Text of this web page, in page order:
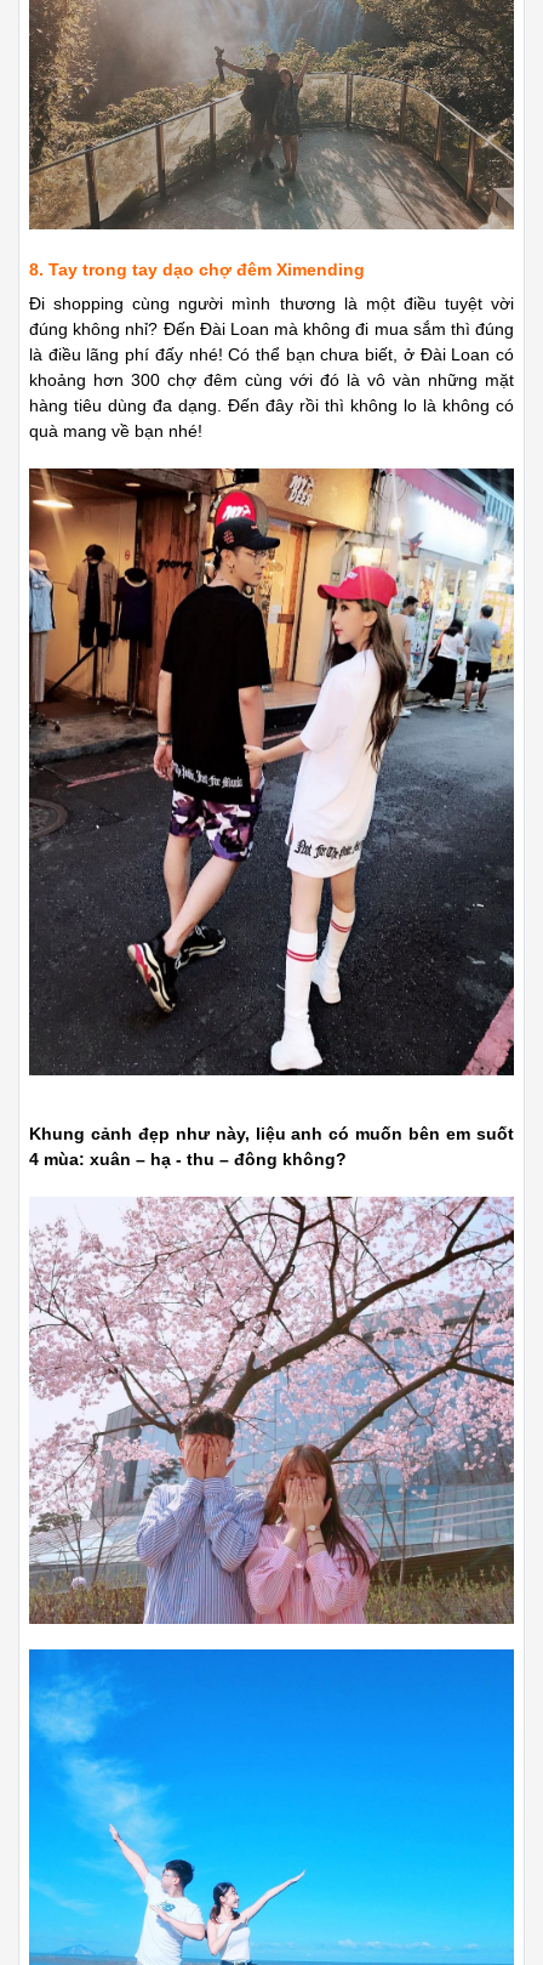
8. Tay trong tay dạo chợ đêm Ximending
Đi shopping cùng người mình thương là một điều tuyệt vời
đúng không nhỉ? Đến Đài Loan mà không đi mua sắm thì đúng
là điều lãng phí đấy nhé! Có thể bạn chưa biết, ở Đài Loan có
khoảng hơn 300 chợ đêm cùng với đó là vô vàn những mặt
hàng tiêu dùng đa dạng. Đến đây rồi thì không lo là không có
quà mang về bạn nhé!
Khung cảnh đẹp như này, liệu anh có muốn bên em suốt
4 mùa: xuân – hạ - thu – đông không?